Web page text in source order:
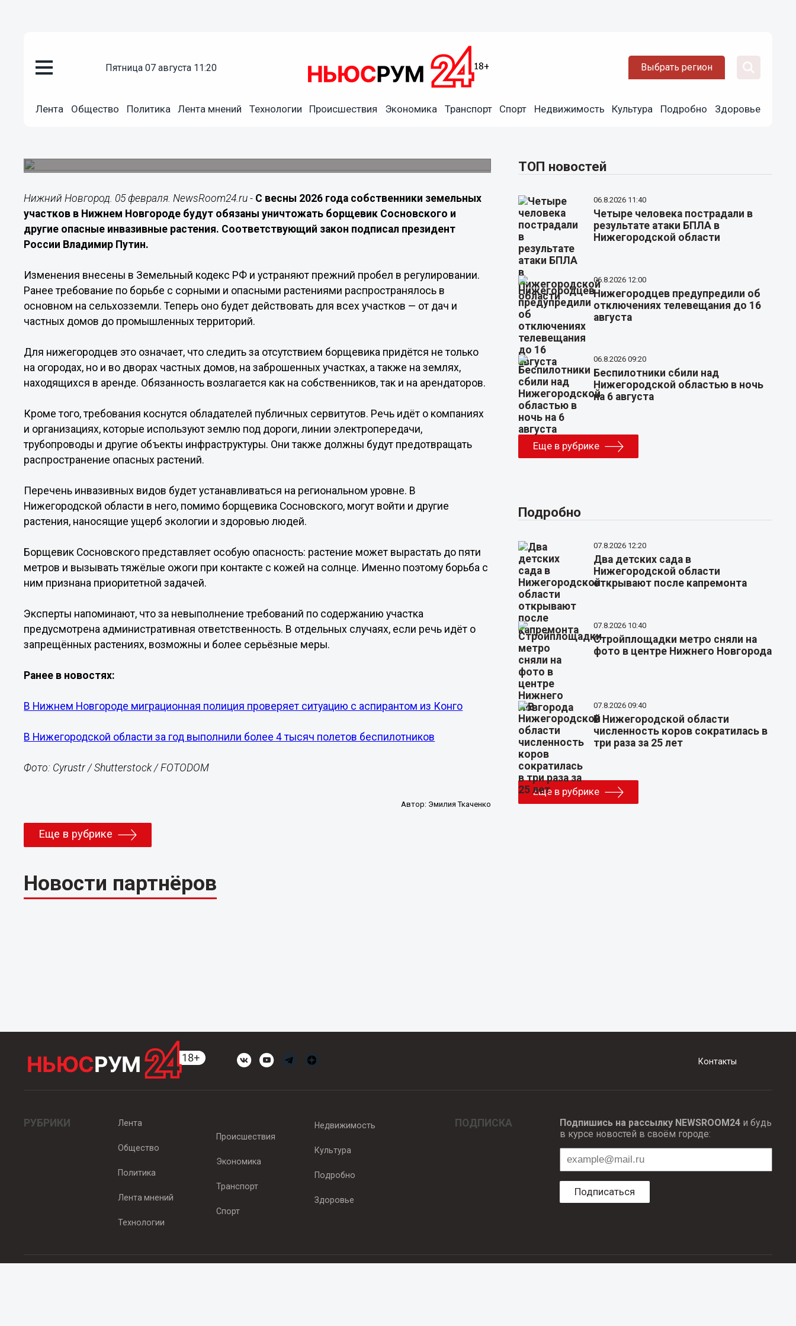
пятница 07 августа 11:20 Выбрать регион
Лента Общество Политика Лента мнений Технологии Происшествия Экономика Транспорт Спорт Недвижимость Культура Подробно Здоровье
В Нижнем Новгороде владельцев участков обяжут
Нижний Новгород. 05 февраля. NewsRoom24.ru - С весны 2026 года собственники земельных
участков в Нижнем Новгороде будут обязаны уничтожать борщевик Сосновского и
другие опасные инвазивные растения. Соответствующий закон подписал президент
России Владимир Путин.
Изменения внесены в Земельный кодекс РФ и устраняют прежний пробел в регулировании.
Ранее требование по борьбе с сорными и опасными растениями распространялось в
основном на сельхозземли. Теперь оно будет действовать для всех участков — от дач и
частных домов до промышленных территорий.
Для нижегородцев это означает, что следить за отсутствием борщевика придётся не только
на огородах, но и во дворах частных домов, на заброшенных участках, а также на землях,
находящихся в аренде. Обязанность возлагается как на собственников, так и на арендаторов.
Кроме того, требования коснутся обладателей публичных сервитутов. Речь идёт о компаниях
и организациях, которые используют землю под дороги, линии электропередачи,
трубопроводы и другие объекты инфраструктуры. Они также должны будут предотвращать
распространение опасных растений.
Перечень инвазивных видов будет устанавливаться на региональном уровне. В
Нижегородской области в него, помимо борщевика Сосновского, могут войти и другие
растения, наносящие ущерб экологии и здоровью людей.
Борщевик Сосновского представляет особую опасность: растение может вырастать до пяти
метров и вызывать тяжёлые ожоги при контакте с кожей на солнце. Именно поэтому борьба с
ним признана приоритетной задачей.
Эксперты напоминают, что за невыполнение требований по содержанию участка
предусмотрена административная ответственность. В отдельных случаях, если речь идёт о
запрещённых растениях, возможны и более серьёзные меры.
Ранее в новостях:
В Нижнем Новгороде миграционная полиция проверяет ситуацию с аспирантом из Конго
В Нижегородской области за год выполнили более 4 тысяч полетов беспилотников
Фото: Cyrustr / Shutterstock / FOTODOM
Автор: Эмилия Ткаченко
Еще в рубрике
Новости партнёров
ТОП новостей
06.8.2026 11:40
Четыре человека пострадали в
результате атаки БПЛА в
Нижегородской области
06.8.2026 12:00
Нижегородцев предупредили об
отключениях телевещания до 16
августа
06.8.2026 09:20
Беспилотники сбили над
Нижегородской областью в ночь
на 6 августа
Еще в рубрике
Подробно
07.8.2026 12:20
Два детских сада в
Нижегородской области
открывают после капремонта
07.8.2026 10:40
Стройплощадки метро сняли на
фото в центре Нижнего Новгорода
07.8.2026 09:40
В Нижегородской области
численность коров сократилась в
три раза за 25 лет
Еще в рубрике
Контакты
РУБРИКИ Лента
Общество
Политика
Лента мнений
Технологии
Происшествия
Экономика
Транспорт
Спорт
Недвижимость
Культура
Подробно
Здоровье
ПОДПИСКА Подпишись на рассылку NEWSROOM24и будь
в курсе новостей в своём городе:
Подписаться